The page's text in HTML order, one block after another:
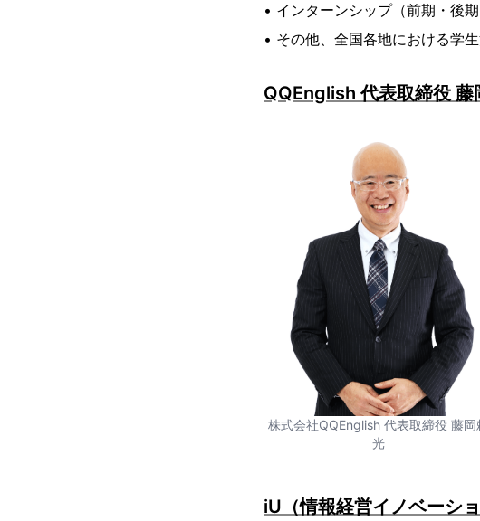
• インターンシップ（前期・後
• その他、全国各地における学
QQEnglish 代表取締役 藤
株式会社QQEnglish 代表取締役 藤岡
光
iU（情報経営イノベーシ